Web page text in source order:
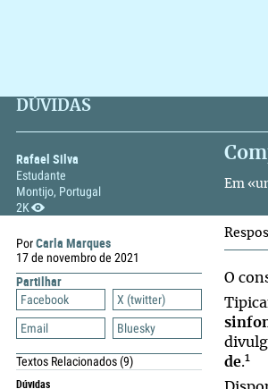
DÚVIDAS
Rafael Silva
Estudante
Montijo, Portugal
2K
Em
PorCarla Marques
17 de novembro de 2021
Partilhar
Facebook
X (twitter)
Email
Bluesky
Textos Relacionados(9)
Dúvidas
O
de.1